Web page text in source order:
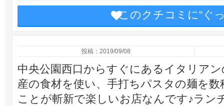
このクチコミに“ぐ
投稿：2019/09/08
中央公園西口からすぐにあるイタリア
産の食材を使い、手打ちパスタの麺を
ことが斬新で楽しいお店なんです♪ラン